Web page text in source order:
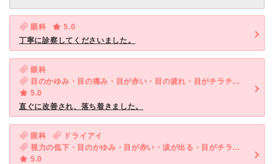
眼科
5.0
丁寧に診察してくださいました。
眼科
目のかゆみ・目の痛み・目が赤い・目の疲れ・目がチラチラする
5.0
直ぐに改善され、落ち着きました。
眼科
ドライアイ
視力の低下・目のかゆみ・目が赤い・涙が出る・目がチラチラする
5.0